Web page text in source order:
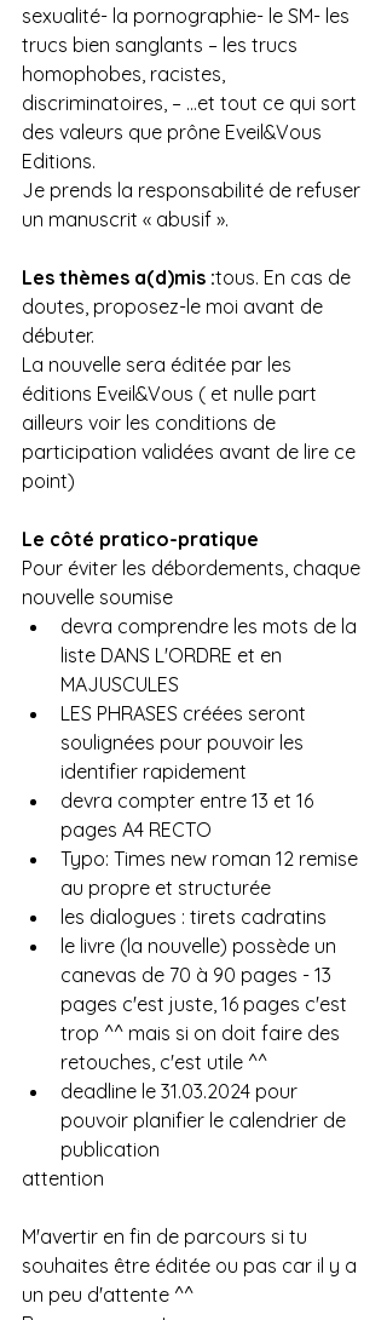
sexualité- la pornographie- le SM- les
trucs bien sanglants – les trucs
homophobes, racistes,
discriminatoires, – …et tout ce qui sort
des valeurs que prône Eveil&Vous
Editions.
Je prends la responsabilité de refuser
un manuscrit « abusif ».
Les thèmes a(d)mis :tous. En cas de
doutes, proposez-le moi avant de
débuter.
La nouvelle sera éditée par les
éditions Eveil&Vous ( et nulle part
ailleurs voir les conditions de
participation validées avant de lire ce
point)
Le côté pratico-pratique
Pour éviter les débordements, chaque
nouvelle soumise
devra comprendre les mots de la
liste DANS L'ORDRE et en
MAJUSCULES
LES PHRASES créées seront
soulignées pour pouvoir les
identifier rapidement
devra compter entre 13 et 16
pages A4 RECTO
Typo: Times new roman 12 remise
au propre et structurée
les dialogues : tirets cadratins
le livre (la nouvelle) possède un
canevas de 70 à 90 pages - 13
pages c'est juste, 16 pages c'est
trop ^^ mais si on doit faire des
retouches, c'est utile ^^
deadline le 31.03.2024 pour
pouvoir planifier le calendrier de
publication
attention
M'avertir en fin de parcours si tu
souhaites être éditée ou pas car il y a
un peu d'attente ^^